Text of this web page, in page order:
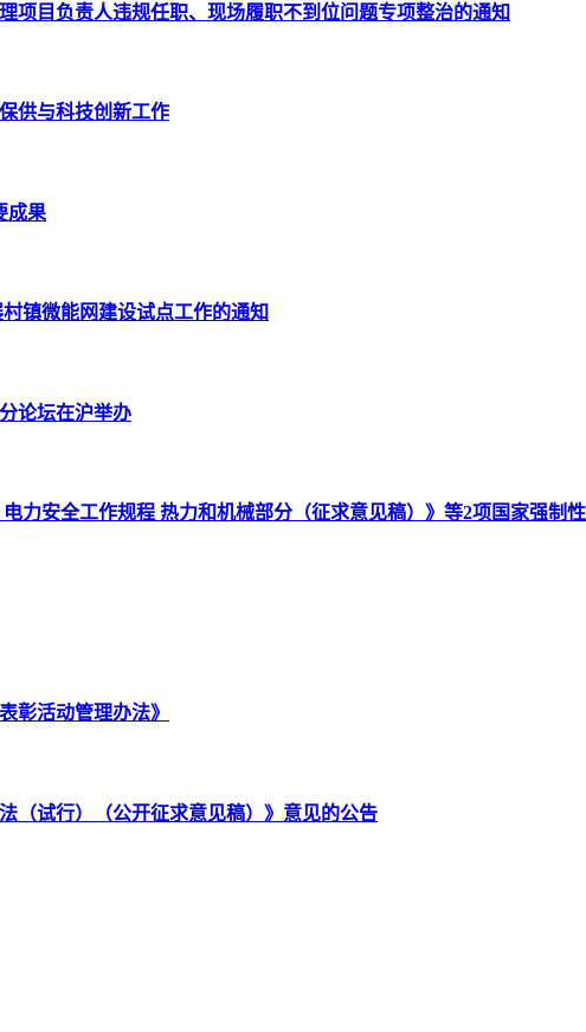
项目负责人违规任职、现场履职不到位问题专项整治的通知
供与科技创新工作
成果
镇微能网建设试点工作的通知
论坛在沪举办
力安全工作规程 热力和机械部分（征求意见稿）》等2项国家强制
彰活动管理办法》
（试行）（公开征求意见稿）》意见的公告